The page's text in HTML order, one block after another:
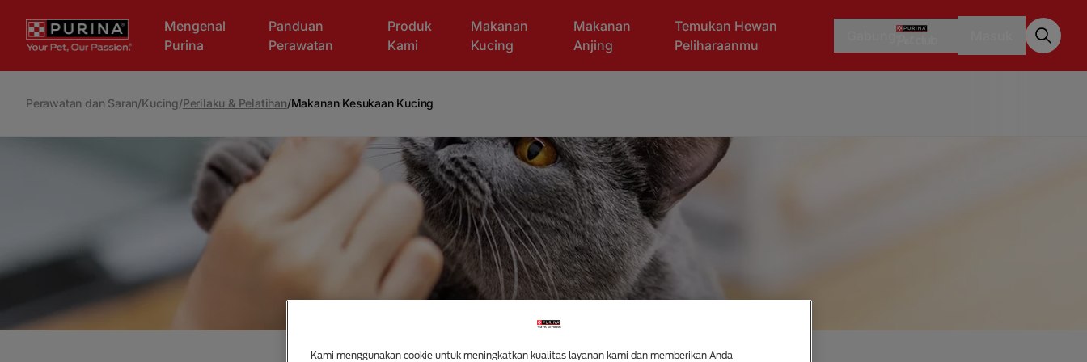
Mengenal
Purina
Panduan
Perawatan
Produk
Kami
Makanan
Kucing
Makanan
Anjing
Temukan Hewan
Peliharaanmu
Perawatan dan Saran/Kucing/Perilaku & Pelatihan/Makanan Kesukaan Kucing
Kami menggunakan cookie untuk meningkatkan kualitas layanan kami dan memberikan Anda